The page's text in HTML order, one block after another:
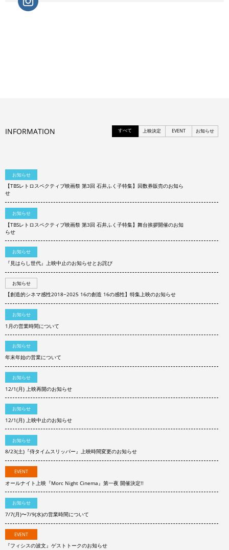
INFORMATION すべて 上映決定 EVENT お知らせ
お知らせ
【TBSレトロスペクティブ映画祭 第3回 石井ふく子特集】回数券販売のお知ら
せ
お知らせ
【TBSレトロスペクティブ映画祭 第3回 石井ふく子特集】舞台挨拶開催のお知
らせ
お知らせ
『見はらし世代』上映中止のお知らせとお詫び
お知らせ
【創造的シネマ感性2018−2025 16の創造 16の感性】特集上映のお知らせ
お知らせ
1月の営業時間について
お知らせ
年末年始の営業について
お知らせ
12/1(月) 上映再開のお知らせ
お知らせ
12/1(月) 上映中止のお知らせ
お知らせ
8/23(土)『侍タイムスリッパー』上映時間変更のお知らせ
EVENT
オールナイト上映『Morc Night Cinema』第一夜 開催決定!!
お知らせ
7/7(月)〜7/9(水)の営業時間について
EVENT
『フィシスの波文』ゲストトークのお知らせ